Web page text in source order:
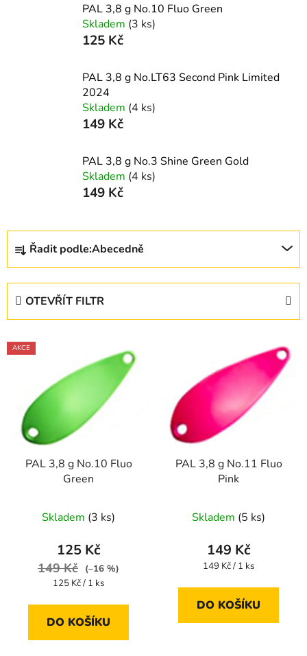
PAL 3,8 g No.10 Fluo Green
Skladem (3 ks)
125 Kč
PAL 3,8 g No.LT63 Second Pink Limited
2024
Skladem (4 ks)
149 Kč
PAL 3,8 g No.3 Shine Green Gold
Skladem (4 ks)
149 Kč
Ř
z
p
Řadit podle:Abecedně
OTEVŘÍT FILTR
V
ý
AKCE
PAL 3,8 g No.10 Fluo
Green
Skladem (3 ks)
125 Kč
149 Kč
(–16 %)
Měrná
125 Kč / 1 ks
DO KOŠÍKU
PAL 3,8 g No.11 Fluo
Pink
Skladem (5 ks)
149 Kč
Měrná
149 Kč / 1 ks
DO KOŠÍKU